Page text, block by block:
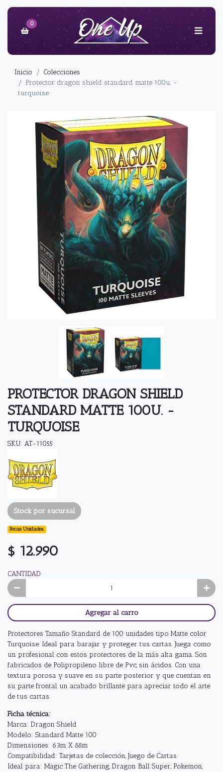
0
Inicio
Colecciones
Protector dragon shield standard matte 100u. -
turquoise
PROTECTOR DRAGON SHIELD
STANDARD MATTE 100U. -
TURQUOISE
SKU: AT-11055
Stock por sucursal
Pocas Unidades.
$ 12.990
CANTIDAD
Agregar al carro
Protectores Tamaño Standard de 100 unidades tipo Matte color
Turquoise. Ideal para barajar y proteger tus cartas. Juega como
un profesional con estos protectores de la más alta gama. Son
fabricados de Polipropileno libre de Pvc, sin ácidos. Con una
textura porosa y suave en su parte posterior y que cuentan en
su parte frontal un acabado brillante para apreciar todo el arte
de tus cartas.
Ficha técnica:
Marca: Dragon Shield
Modelo: Standard Matte 100
Dimensiones: 63m X 88m
Compatibilidad: Tarjetas de colección, Juego de Cartas.
Ideal para: Magic The Gathering, Dragon Ball Super, Pokemon,